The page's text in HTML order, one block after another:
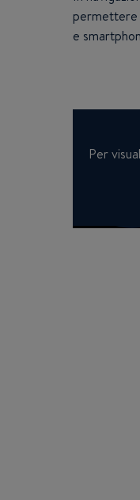
permettere
e
Per